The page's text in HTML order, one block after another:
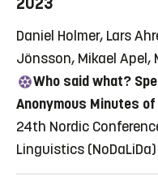
Daniel Holmer, Lars
Jönsson, Mikael Apel,
Who said what?
Anonymous Minutes
24th Nordic
Linguistics (NoDaLiDa)